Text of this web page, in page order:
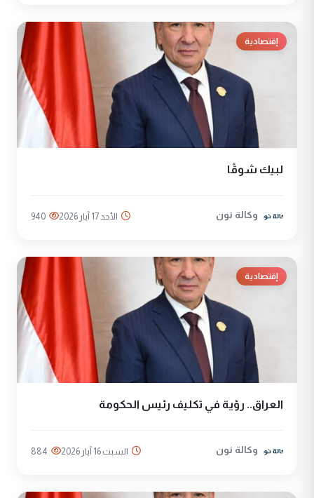
إقتصادية
لبيك شوقًا
وكالة نون الأحد 17 آيار 2026 940
إقتصادية
العراق.. رؤية في تكليف رئيس الحكومة
وكالة نون السبت 16 آيار 2026 884